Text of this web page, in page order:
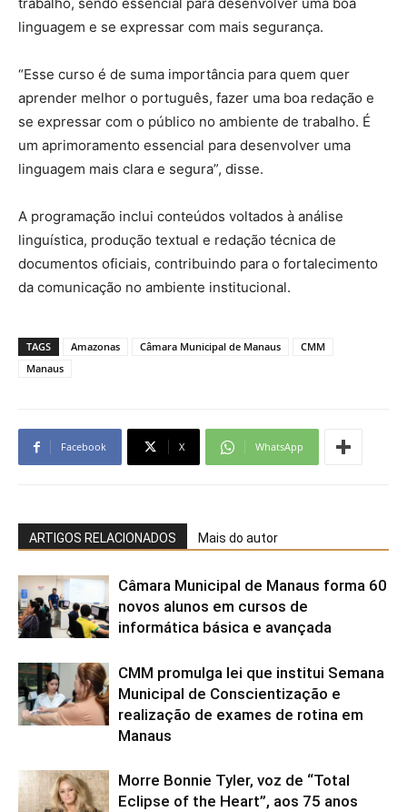
linguagem e se expressar com mais segurança.
“Esse curso é de suma importância para quem quer
aprender melhor o português, fazer uma boa redação e
se expressar com o público no ambiente de trabalho. É
um aprimoramento essencial para desenvolver uma
linguagem mais clara e segura”, disse.
A programação inclui conteúdos voltados à análise
linguística, produção textual e redação técnica de
documentos oficiais, contribuindo para o fortalecimento
da comunicação no ambiente institucional.
TAGS Amazonas Câmara Municipal de Manaus
CMM
Manaus
Facebook X WhatsApp
ARTIGOS RELACIONADOS Mais do autor
Câmara Municipal de Manaus forma 60
novos alunos em cursos de
informática básica e avançada
CMM promulga lei que institui Semana
Municipal de Conscientização e
realização de exames de rotina em
Manaus
Morre Bonnie Tyler, voz de “Total
Eclipse of the Heart”, aos 75 anos